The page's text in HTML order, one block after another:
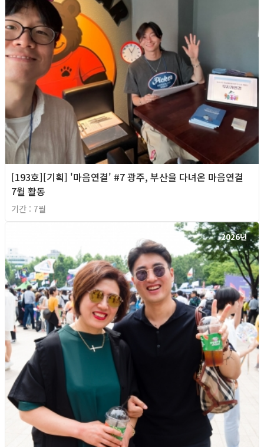
[193호][기획] '마음연결' #7 광주, 부산을 다녀온 마음연결
7월 활동
기간 : 7월
2026년